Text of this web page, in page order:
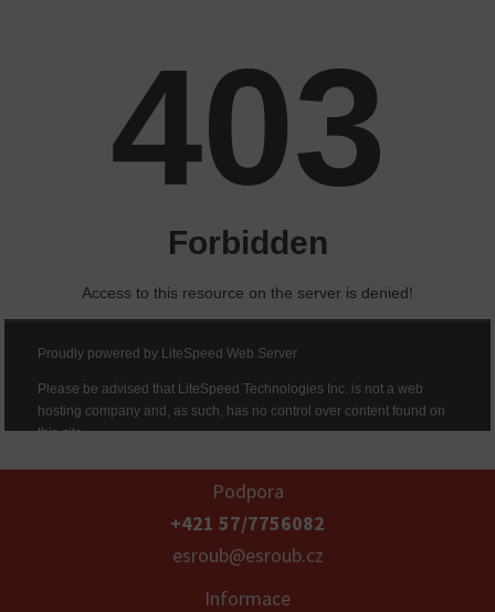
Podpora
+421 57/7756082
esroub@esroub.cz
Informace